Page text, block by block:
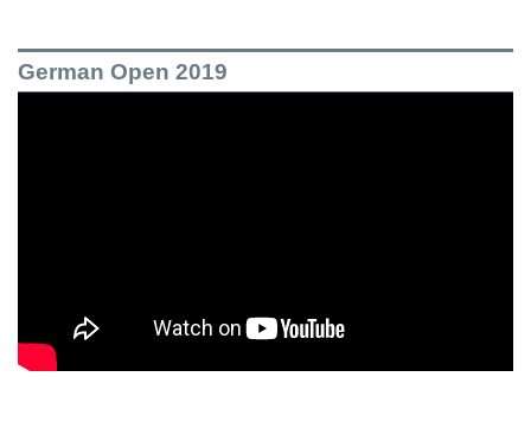
German Open 2019